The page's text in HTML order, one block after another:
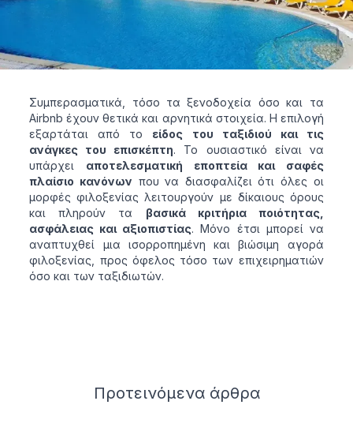
Συμπερασματικά, τόσο τα ξενοδοχεία όσο και τα
Airbnb έχουν θετικά και αρνητικά στοιχεία. Η επιλογή
εξαρτάται από το είδος του ταξιδιού και τις
ανάγκες του επισκέπτη. Το ουσιαστικό είναι να
υπάρχει αποτελεσματική εποπτεία και σαφές
πλαίσιο κανόνων που να διασφαλίζει ότι όλες οι
μορφές φιλοξενίας λειτουργούν με δίκαιους όρους
και πληρούν τα βασικά κριτήρια ποιότητας,
ασφάλειας και αξιοπιστίας. Μόνο έτσι μπορεί να
αναπτυχθεί μια ισορροπημένη και βιώσιμη αγορά
φιλοξενίας, προς όφελος τόσο των επιχειρηματιών
όσο και των ταξιδιωτών.
Προτεινόμενα άρθρα